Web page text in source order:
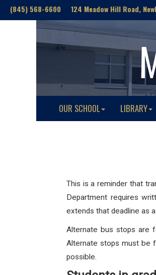
(845) 568-6600 124 Meadow Hill Road,
OUR SCHOOL LIBRARY
This is a reminder that
Department requires
extends that deadline as
Alternate bus stops are
Alternate stops must be
possible.